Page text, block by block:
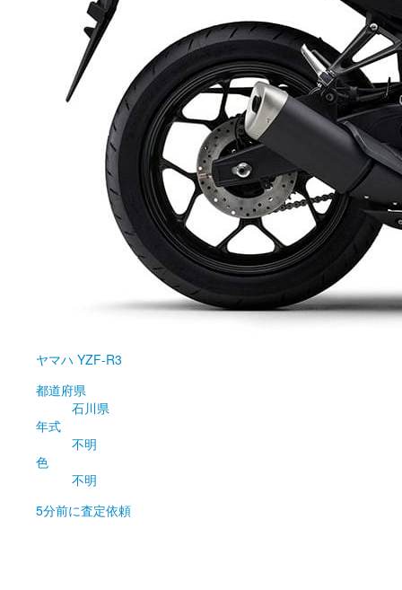
ヤマハ YZF-R3
都道府県
石川県
年式
不明
色
不明
5分前に査定依頼